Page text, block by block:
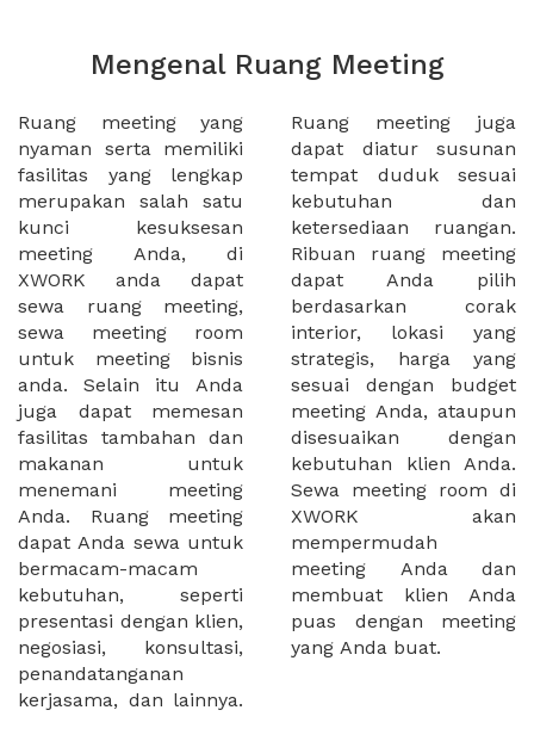
Mengenal Ruang Meeting
Ruang meeting yang
nyaman serta memiliki
fasilitas yang lengkap
merupakan salah satu
kunci kesuksesan
meeting Anda, di
XWORK anda dapat
sewa ruang meeting,
sewa meeting room
untuk meeting bisnis
anda. Selain itu Anda
juga dapat memesan
fasilitas tambahan dan
makanan untuk
menemani meeting
Anda. Ruang meeting
dapat Anda sewa untuk
bermacam-macam
kebutuhan, seperti
presentasi dengan klien,
negosiasi, konsultasi,
penandatanganan
kerjasama, dan lainnya.
Ruang meeting juga
dapat diatur susunan
tempat duduk sesuai
kebutuhan dan
ketersediaan ruangan.
Ribuan ruang meeting
dapat Anda pilih
berdasarkan corak
interior, lokasi yang
strategis, harga yang
sesuai dengan budget
meeting Anda, ataupun
disesuaikan dengan
kebutuhan klien Anda.
Sewa meeting room di
XWORK akan
mempermudah
meeting Anda dan
membuat klien Anda
puas dengan meeting
yang Anda buat.